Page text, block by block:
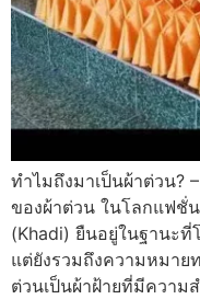
ทำไมถึงมาเป็นผ้าต่วน?
ของผ้าต่วน ในโลกแฟชั่
(Khadi) ยืนอยู่ในฐานะที่
แต่ยังรวมถึงความหมาย
ต่วนเป็นผ้าฝ้ายที่มีความ